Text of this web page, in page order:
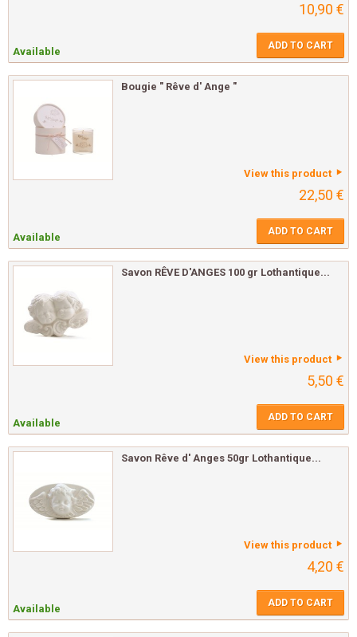
10,90 €
Available ADD TO CART
Bougie " Rêve d' Ange "
View this product
22,50 €
Available ADD TO CART
Savon RÊVE D'ANGES 100 gr Lothantique...
View this product
5,50 €
Available ADD TO CART
Savon Rêve d' Anges 50gr Lothantique...
View this product
4,20 €
Available ADD TO CART